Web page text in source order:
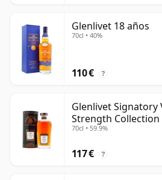
Glenlivet 18 años
70cl • 40%
110 € ?
Glenlivet Signatory
Strength Collection
70cl • 59.9%
117 € ?